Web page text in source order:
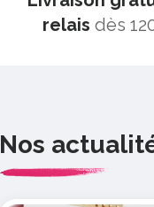
relais dès
Nos